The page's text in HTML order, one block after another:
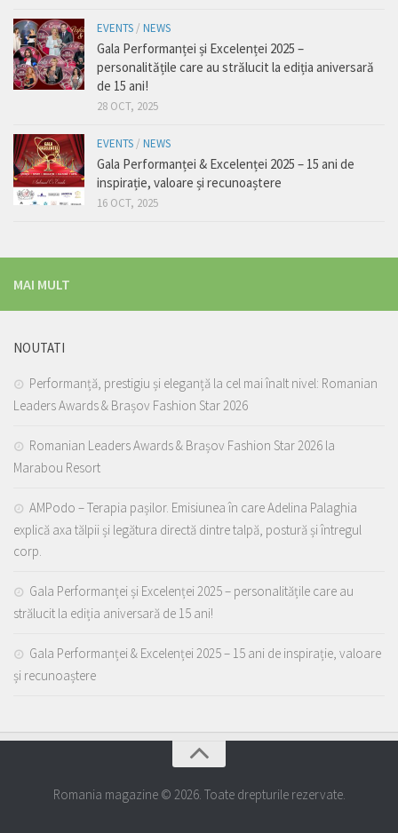
EVENTS / NEWS
Gala Performanței și Excelenței 2025 –
personalitățile care au strălucit la ediția aniversară
de 15 ani!
28 OCT, 2025
EVENTS / NEWS
Gala Performanței & Excelenței 2025 – 15 ani de
inspirație, valoare și recunoaștere
16 OCT, 2025
MAI MULT
NOUTATI
Performanță, prestigiu și eleganță la cel mai înalt nivel: Romanian
Leaders Awards & Brașov Fashion Star 2026
Romanian Leaders Awards & Brașov Fashion Star 2026 la
Marabou Resort
AMPodo – Terapia pașilor. Emisiunea în care Adelina Palaghia
explică axa tălpii și legătura directă dintre talpă, postură și întregul
corp.
Gala Performanței și Excelenței 2025 – personalitățile care au
strălucit la ediția aniversară de 15 ani!
Gala Performanței & Excelenței 2025 – 15 ani de inspirație, valoare
și recunoaștere
Romania magazine © 2026. Toate drepturile rezervate.